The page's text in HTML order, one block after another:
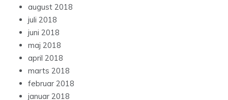
august 2018
juli 2018
juni 2018
maj 2018
april 2018
marts 2018
februar 2018
januar 2018